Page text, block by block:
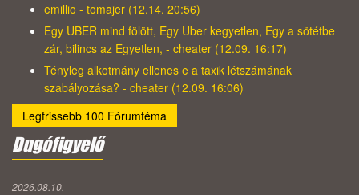
emillio - tomajer (12.14. 20:56)
Egy UBER mind fölött, Egy Uber kegyetlen, Egy a sötétbe
zár, bilincs az Egyetlen, - cheater (12.09. 16:17)
Tényleg alkotmány ellenes e a taxik létszámának
szabályozása? - cheater (12.09. 16:06)
Legfrissebb 100 Fórumtéma
Dugófigyelő
2026.08.10.